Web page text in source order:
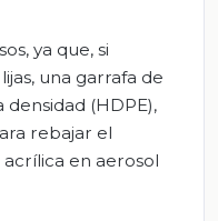
ya que, si
una garrafa de
(HDPE),
rebajar el
en aerosol